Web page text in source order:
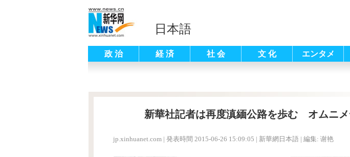
日本語
政 治 経 済 社 会 文 化 エンタメ
新華社記者は再度滇緬公路を歩む オムニ
jp.xinhuanet.com | 発表時間 2015-06-26 15:09:05 | 新華網日本語 | 編集: 谢艳